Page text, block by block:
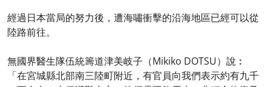
經過日本當局的努力後，遭海嘯衝擊的沿海地區已經可以從
陸路前往。
無國界醫生隊伍統籌道津美岐子（Mikiko DOTSU）說︰
「在宮城縣北部南三陸町附近，有官員向我們表示約有九千